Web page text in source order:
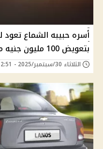
أسره حبيبه الشماع تعود
بتعويض 100 مليون جنيه من شركه أوبر
الثلاثاء 30/سبتمبر/2025 - 12:51 م